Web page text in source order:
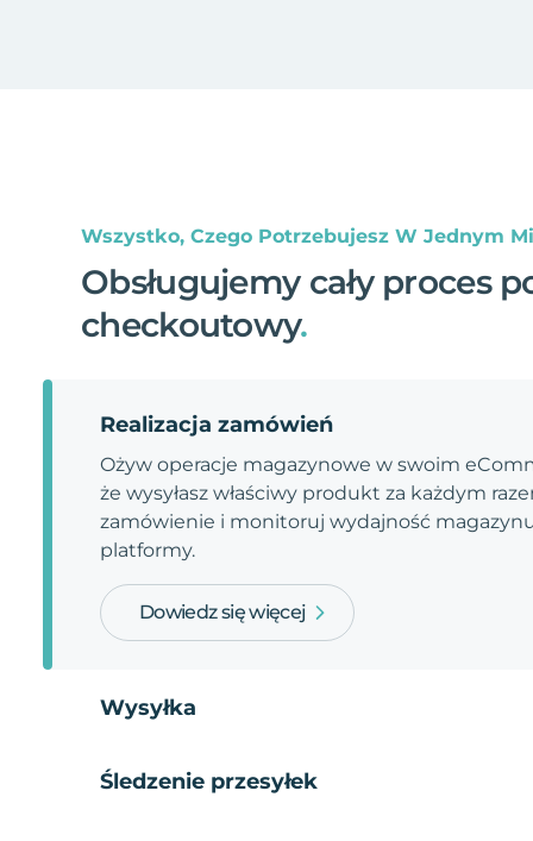
Wszystko, Czego Potrzebujesz W Jednym
Obsługujemy cały proces
checkoutowy.
Realizacja zamówień
Ożyw operacje magazynowe w swoim
że wysyłasz właściwy produkt za każdym
zamówienie i monitoruj wydajność
platformy.
Dowiedz się więcej
Wysyłka
Śledzenie przesyłek